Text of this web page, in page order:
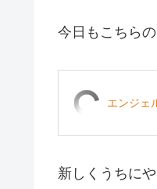
今日もこちら
エンジェ
新しくうちに